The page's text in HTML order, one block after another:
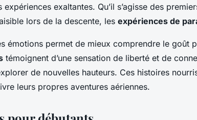
expériences exaltantes. Qu’il s’agisse des
lors de la descente, les expériences de
émotions permet de mieux comprendre le goût
témoignent d’une sensation de liberté et de
de nouvelles hauteurs. Ces histoires
leurs propres aventures aériennes.